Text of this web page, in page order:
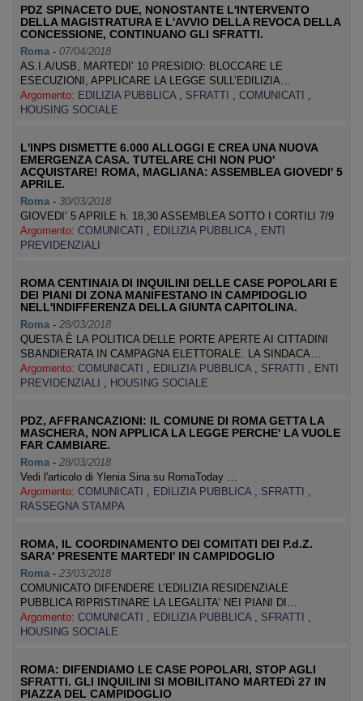
PDZ SPINACETO DUE, NONOSTANTE L'INTERVENTO
DELLA MAGISTRATURA E L'AVVIO DELLA REVOCA DELLA
CONCESSIONE, CONTINUANO GLI SFRATTI.
Roma - 07/04/2018
AS.I.A/USB, MARTEDI’ 10 PRESIDIO: BLOCCARE LE
ESECUZIONI, APPLICARE LA LEGGE SULL’EDILIZIA…
Argomento: EDILIZIA PUBBLICA , SFRATTI , COMUNICATI ,
HOUSING SOCIALE
L'INPS DISMETTE 6.000 ALLOGGI E CREA UNA NUOVA
EMERGENZA CASA. TUTELARE CHI NON PUO'
ACQUISTARE! ROMA, MAGLIANA: ASSEMBLEA GIOVEDI' 5
APRILE.
Roma - 30/03/2018
GIOVEDI’ 5 APRILE h. 18,30 ASSEMBLEA SOTTO I CORTILI 7/9
Argomento: COMUNICATI , EDILIZIA PUBBLICA , ENTI
PREVIDENZIALI
ROMA CENTINAIA DI INQUILINI DELLE CASE POPOLARI E
DEI PIANI DI ZONA MANIFESTANO IN CAMPIDOGLIO
NELL'INDIFFERENZA DELLA GIUNTA CAPITOLINA.
Roma - 28/03/2018
QUESTA È LA POLITICA DELLE PORTE APERTE AI CITTADINI
SBANDIERATA IN CAMPAGNA ELETTORALE. LA SINDACA…
Argomento: COMUNICATI , EDILIZIA PUBBLICA , SFRATTI , ENTI
PREVIDENZIALI , HOUSING SOCIALE
PDZ, AFFRANCAZIONI: IL COMUNE DI ROMA GETTA LA
MASCHERA, NON APPLICA LA LEGGE PERCHE' LA VUOLE
FAR CAMBIARE.
Roma - 28/03/2018
Vedi l'articolo di Ylenia Sina su RomaToday …
Argomento: COMUNICATI , EDILIZIA PUBBLICA , SFRATTI ,
RASSEGNA STAMPA
ROMA, IL COORDINAMENTO DEI COMITATI DEI P.d.Z.
SARA' PRESENTE MARTEDI' IN CAMPIDOGLIO
Roma - 23/03/2018
COMUNICATO DIFENDERE L’EDILIZIA RESIDENZIALE
PUBBLICA RIPRISTINARE LA LEGALITA’ NEI PIANI DI…
Argomento: COMUNICATI , EDILIZIA PUBBLICA , SFRATTI ,
HOUSING SOCIALE
ROMA: DIFENDIAMO LE CASE POPOLARI, STOP AGLI
SFRATTI. GLI INQUILINI SI MOBILITANO MARTEDì 27 IN
PIAZZA DEL CAMPIDOGLIO